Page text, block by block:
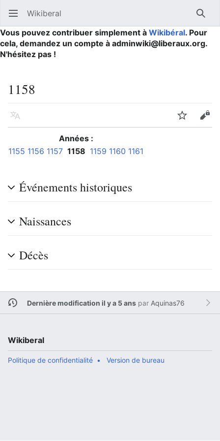
Ouvrir le menu principal Wikiberal
Vous pouvez contribuer simplement à Wikibéral. Pour
cela, demandez un compte à adminwiki@liberaux.org.
N'hésitez pas !
1158
Langue Suivre
Années :
1155 1156 1157 1158 1159 1160 1161
Événements historiques
Naissances
Décès
Dernière modification il y a 5 anspar Aquinas76
Wikiberal
Politique de confidentialité Version de bureau